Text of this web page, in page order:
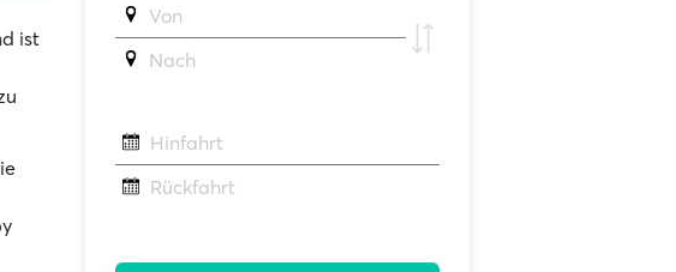
ist
Von
Νach
Hinfahrt
Rückfahrt